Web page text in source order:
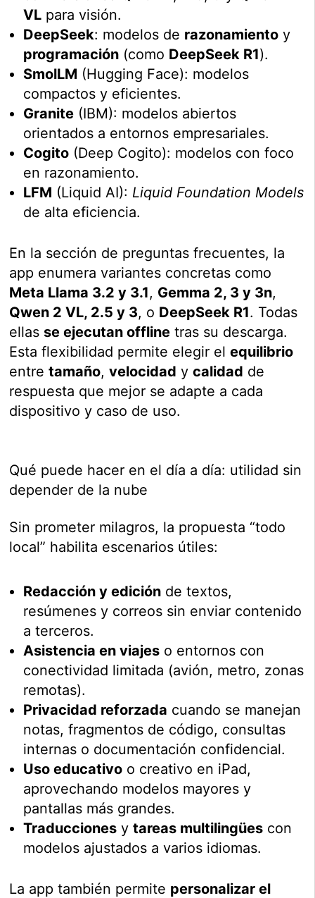
VL para visión.
DeepSeek: modelos de razonamiento y
programación (como DeepSeek R1).
SmolLM (Hugging Face): modelos
compactos y eficientes.
Granite (IBM): modelos abiertos
orientados a entornos empresariales.
Cogito (Deep Cogito): modelos con foco
en razonamiento.
LFM (Liquid AI): Liquid Foundation Models
de alta eficiencia.
En la sección de preguntas frecuentes, la
app enumera variantes concretas como
Meta Llama 3.2 y 3.1, Gemma 2, 3 y 3n,
Qwen 2 VL, 2.5 y 3, o DeepSeek R1. Todas
ellas se ejecutan offline tras su descarga.
Esta flexibilidad permite elegir elequilibrio
entretamaño,velocidad ycalidad de
respuesta que mejor se adapte a cada
dispositivo y caso de uso.
Qué puede hacer en el día a día: utilidad sin
depender de la nube
Sin prometer milagros, la propuesta “todo
local” habilita escenarios útiles:
Redacción y edición de textos,
resúmenes y correos sin enviar contenido
a terceros.
Asistencia en viajes o entornos con
conectividad limitada (avión, metro, zonas
remotas).
Privacidad reforzada cuando se manejan
notas, fragmentos de código, consultas
internas o documentación confidencial.
Uso educativo o creativo en iPad,
aprovechando modelos mayores y
pantallas más grandes.
Traducciones ytareas multilingües con
modelos ajustados a varios idiomas.
La app también permite personalizar el